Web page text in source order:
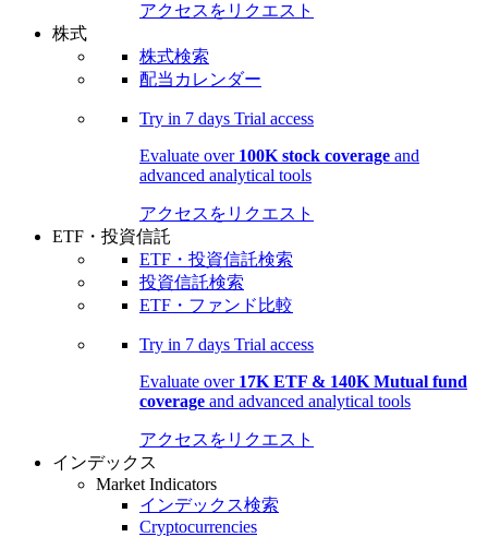
アクセスをリクエスト
株式
株式検索
配当カレンダー
Try in 7 days Trial access
Evaluate over 100K stock coverage and
advanced analytical tools
アクセスをリクエスト
ETF・投資信託
ETF・投資信託検索
投資信託検索
ETF・ファンド比較
Try in 7 days Trial access
Evaluate over 17K ETF & 140K Mutual fund
coverage and advanced analytical tools
アクセスをリクエスト
インデックス
Market Indicators
インデックス検索
Cryptocurrencies